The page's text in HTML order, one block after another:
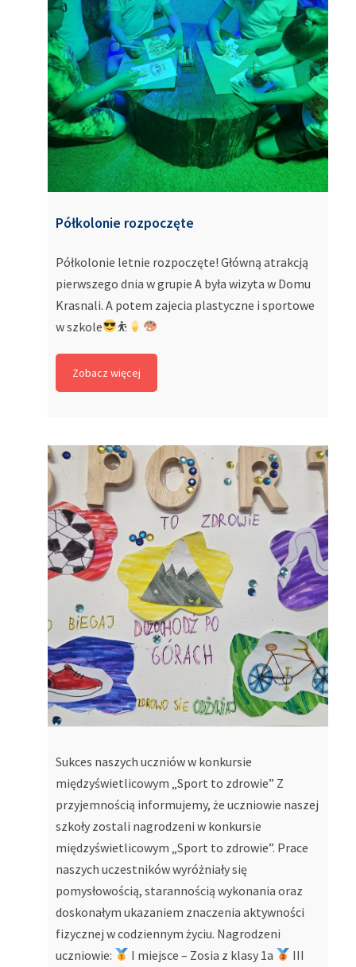
Półkolonie rozpoczęte
Półkolonie letnie rozpoczęte! Główną atrakcją
pierwszego dnia w grupie A była wizyta w Domu
Krasnali. A potem zajecia plastyczne i sportowe
w szkole
⛹
Zobacz więcej
Sukces naszych uczniów w konkursie
międzyświetlicowym „Sport to zdrowie” Z
przyjemnością informujemy, że uczniowie naszej
szkoły zostali nagrodzeni w konkursie
międzyświetlicowym „Sport to zdrowie”. Prace
naszych uczestników wyróżniały się
pomysłowością, starannością wykonania oraz
doskonałym ukazaniem znaczenia aktywności
fizycznej w codziennym życiu. Nagrodzeni
uczniowie:
I miejsce – Zosia z klasy 1a
III